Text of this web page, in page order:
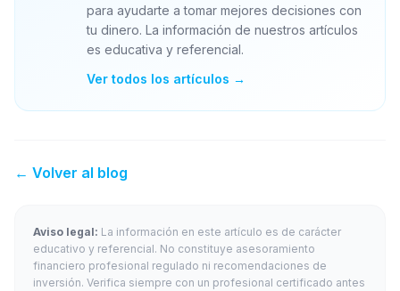
para ayudarte a tomar mejores decisiones con
tu dinero. La información de nuestros artículos
es educativa y referencial.
Ver todos los artículos →
← Volver al blog
Aviso legal: La información en este artículo es de carácter
educativo y referencial. No constituye asesoramiento
financiero profesional regulado ni recomendaciones de
inversión. Verifica siempre con un profesional certificado antes